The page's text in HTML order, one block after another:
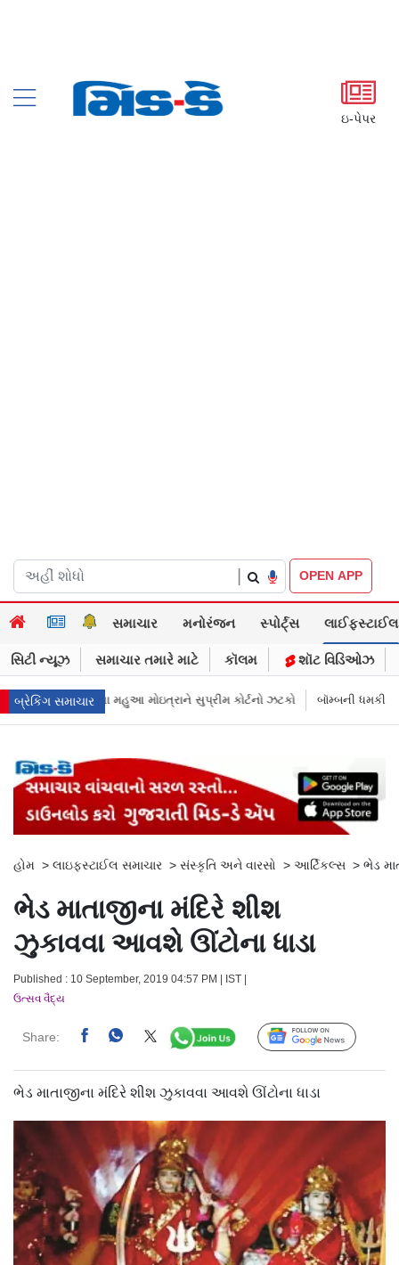
ઇ-પેપર
OPEN APP
સમાચાર મનોરંજન સ્પોર્ટ્સ લાઈફસ્ટાઈલ
સિટી ન્યૂઝ સમાચાર તમારે માટે કૉલમ શૉટ વિડિઓઝ
બ્રેકિંગ સમાચાર
સુપ્રીમ કોર્ટનો ઝટકો બૉમ્બની ધમકી બાદ મુંબઈમાં હાઈ ઍલર્ટ: શહેરની
હોમ > લાઇફસ્ટાઈલ સમાચાર > સંસ્કૃતિ અને વારસો > આર્ટિકલ્સ > ભેડ
ભેડ માતાજીના મંદિરે શીશ
ઝુકાવવા આવશે ઊંટોના ધાડા
Published : 10 September, 2019 04:57 PM | IST |
ઉત્સવ વૈદ્ય
Share: Follow Us
ભેડ માતાજીના મંદિરે શીશ ઝુકાવવા આવશે ઊંટોના ધાડા